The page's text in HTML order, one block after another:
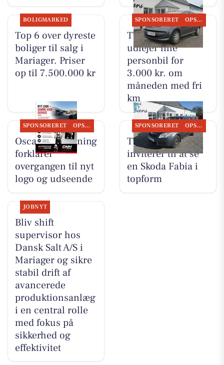
BOLIGMARKED
Top 6 over dyreste
boliger til salg i
Mariager. Priser
op til 7.500.000 kr
SPONSORERET OPSLAGSTAVLEN
TT CARS ApS
udlejer lille
personbil for
3.000 kr. om
måneden med fri
km
SPONSORERET OPSLAGSTAVLEN
Oscar Biludlejning
forklarer
overgangen til nyt
logo og udseende
SPONSORERET OPSLAGSTAVLEN
TT CARS ApS
inviterer til at se
en Skoda Fabia i
topform
JOBNYT
Bliv shift
supervisor hos
Dansk Salt A/S i
Mariager og sikre
stabil drift af
avancerede
produktionsanlæg
i en central rolle
med fokus på
sikkerhed og
effektivitet